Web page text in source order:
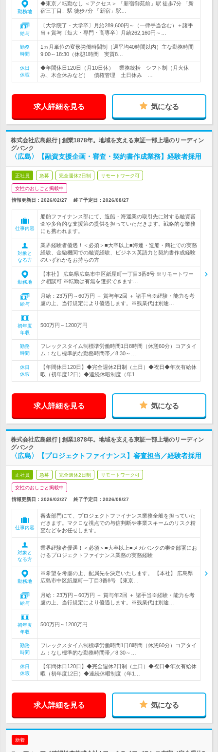
勤務地
◆東京／転勤なし ＜アクセス＞ 「新宿御苑前」駅 徒歩7分 「新
宿三丁目」駅 徒歩7分 「新宿」駅…
給与
〔大学院了・大学卒〕月給289,600円～（一律手当含む）＋諸手
当＋賞与〔短大・専門・高専卒〕月給262,160円～…
勤務
時間
1ヵ月単位の変形労働時間制（週平均40時間以内）主な勤務時間
9:00～18:30（休憩1時間 実質8…
休日
休暇
◆年間休日120日（月10日休） 業務統括 シフト制（月火休
み、木金休みなど） 債権管理 土日休み …
求人詳細を見る 気になる
株式会社広島銀行 | 創業1878年。地域を支える東証一部上場のリーディン
グバンク
〈広島〉【融資支援企画・審査・契約書作成業務】経験者採用
正社員 急募 完全週休2日制 リモートワーク可
女性のおしごと掲載中
情報更新日：2026/02/27 終了予定日： 2026/08/27
仕事内容
船舶ファイナンス部にて、造船・海運業の取引先に対する融資審
査や多角的な支援策の提供を担っていただきます。戦略的な業務
にも携われます。
対象と
なる方
業界経験者優遇！＜必須＞■大卒以上■海運・造船・商社での実務
経験、金融機関での融資経験、ビジネス英語力と契約書作成経験
のいずれかをお持ちの方
勤務地
【本社】 広島県広島市中区紙屋町一丁目3番8号 ※リモートワー
ク相談可 ※転勤は有無を選択できます…
給与
月給：23万円～60万円 ＋ 賞与年2回 ＋ 諸手当※経験・能力を考
慮の上、当行規定により優遇します。※残業代は別途…
初年度
年収
500万円～1200万円
勤務
時間
フレックスタイム制標準労働時間1日8時間（休憩60分）コアタイ
ム：なし標準的な勤務時間帯／8:30～…
休日
休暇
【年間休日120日】◆完全週休2日制（土日）◆祝日◆年次有給休
暇（初年度12日）◆連続休暇制度（年1…
求人詳細を見る 気になる
株式会社広島銀行 | 創業1878年。地域を支える東証一部上場のリーディン
グバンク
〈広島〉【プロジェクトファイナンス】審査担当／経験者採用
正社員 急募 完全週休2日制 リモートワーク可
女性のおしごと掲載中
情報更新日：2026/02/27 終了予定日： 2026/08/27
仕事内容
審査部門にて、プロジェクトファイナンス業務全般を担っていた
だきます。マクロな視点での与信判断や事業スキームのリスク精
査などをお任せします。
対象と
なる方
業界経験者優遇！＜必須＞■大卒以上■メガバンクの審査部署にお
けるプロジェクトファイナンス業務の実務経験
勤務地
※希望を考慮の上、配属先を決定いたします。 【本社】 広島県
広島市中区紙屋町一丁目3番8号 【東京…
給与
月給：23万円～60万円 ＋ 賞与年2回 ＋ 諸手当※経験・能力を考
慮の上、当行規定により優遇します。※残業代は別途…
初年度
年収
500万円～1200万円
勤務
時間
フレックスタイム制標準労働時間1日8時間（休憩60分）コアタイ
ム：なし標準的な勤務時間帯／8:30～…
休日
休暇
【年間休日120日】◆完全週休2日制（土日）◆祝日◆年次有給休
暇（初年度12日）◆連続休暇制度（年1…
求人詳細を見る 気になる
新着